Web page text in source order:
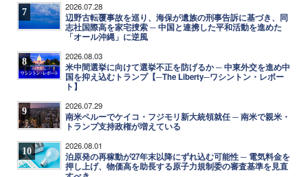
7 2026.07.28
辺野古転覆事故を巡り、海保が遺族の刑事告訴に基づき、同
志社国際高を家宅捜索 ─ 中国と連携した平和活動を進めた
「オール沖縄」に逆風
8 2026.08.03
米中間選挙に向けて選挙不正を防げるか ─ 中東外交を進め中
国を抑え込むトランプ【─The Liberty─ワシントン・レポー
ト】
9 2026.07.29
南米ペルーでケイコ・フジモリ新大統領就任 ─ 南米で親米・
トランプ支持政権が増えている
10 2026.08.01
泊原発の再稼動が27年末以降にずれ込む可能性 ─ 電気料金を
押し上げ、物価高を助長する原子力規制委の審査基準を見直